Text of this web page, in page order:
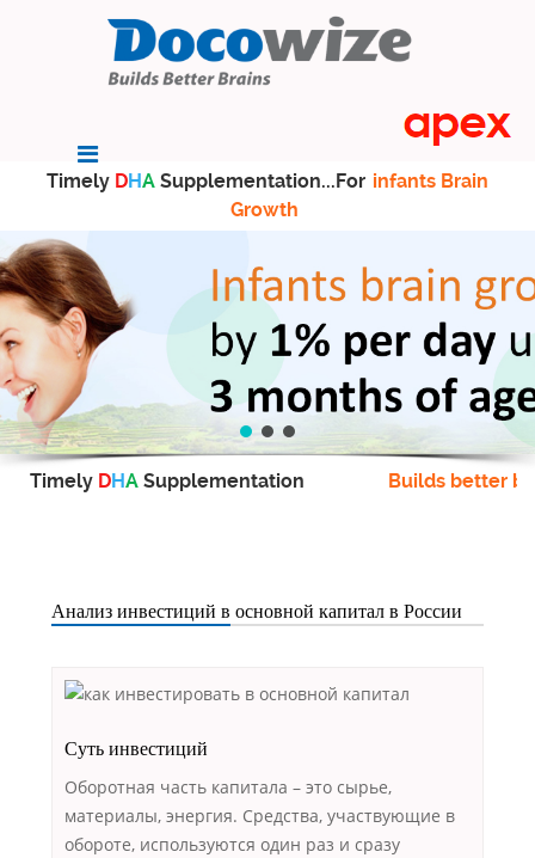
Timely DHA Supplementation...For infants Brain
Growth
Timely DHA Supplementation Builds better
Анализ инвестиций в основной капитал в России
Суть инвестиций
Оборотная часть капитала – это сырье,
материалы, энергия. Средства, участвующие в
обороте, используются один раз и сразу